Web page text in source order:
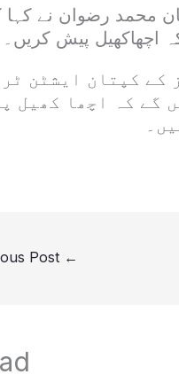
محمد رضوان نے
پیش کریں۔
کے کپتان ایشٹن
گے کہ اچھا کھیل
←